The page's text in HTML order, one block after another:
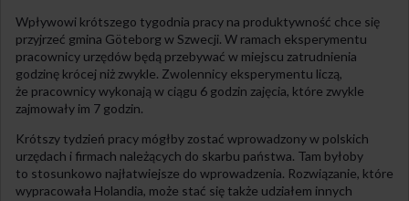
Wpływowi krótszego tygodnia pracy na produktywność chce się
przyjrzeć gmina Göteborg w Szwecji. W ramach eksperymentu
pracownicy urzędów będą przebywać w miejscu zatrudnienia
godzinę krócej niż zwykle. Zwolennicy eksperymentu liczą,
że pracownicy wykonają w ciągu 6 godzin zajęcia, które zwykle
zajmowały im 7 godzin.
Krótszy tydzień pracy mógłby zostać wprowadzony w polskich
urzędach i firmach należących do skarbu państwa. Tam byłoby
to stosunkowo najłatwiejsze do wprowadzenia. Rozwiązanie, które
wypracowała Holandia, może stać się także udziałem innych